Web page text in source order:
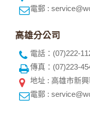
電郵 :
高雄分公司
電話：(07)222-
傳真：(07)223-
地址 : 高雄市新
電郵 :